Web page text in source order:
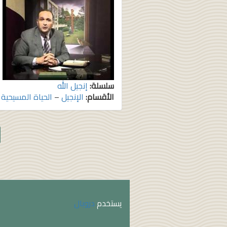
سلسلة:إنجيل الله
الأقسام: الإنجيل– الحياة المسيحية
يستخدمدروبال